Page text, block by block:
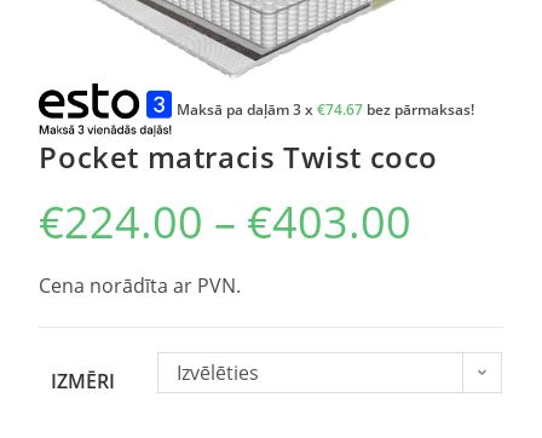
Maksā pa daļām 3 x€74.67 bez pārmaksas!
Pocket matracis Twist coco
€224.00 – €403.00
Cena norādīta ar PVN.
IZMĒRI Izvēlēties